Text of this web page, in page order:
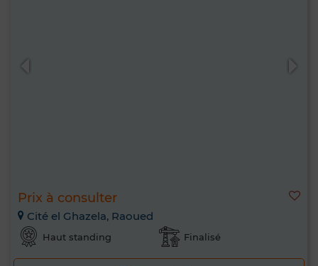
Prix à consulter
Cité el Ghazela, Raoued
Haut standing Finalisé